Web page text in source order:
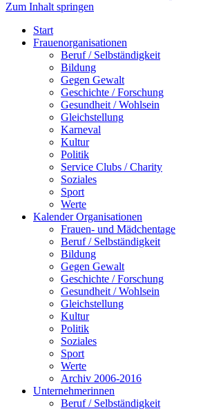
Kölner Frauenportal
Veranstaltungen für
Zum Inhalt springen
Start
Frauenorganisationen
Beruf / Selbständigkeit
Bildung
Gegen Gewalt
Geschichte / Forschung
Gesundheit / Wohlsein
Gleichstellung
Karneval
Kultur
Politik
Service Clubs / Charity
Soziales
Sport
Werte
Kalender Organisationen
Frauen- und Mädchentage
Beruf / Selbständigkeit
Bildung
Gegen Gewalt
Geschichte / Forschung
Gesundheit / Wohlsein
Gleichstellung
Kultur
Politik
Soziales
Sport
Werte
Archiv 2006-2016
Unternehmerinnen
Beruf / Selbständigkeit